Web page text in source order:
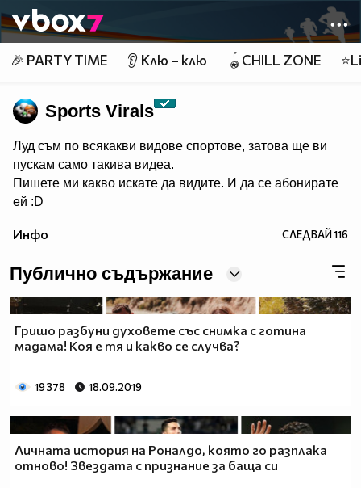
👾
🎉 PARTY TIME 👂 Клю – клю 🪀CHILL ZONE
Sports Virals
Луд съм по всякакви видове спортове, затова ще ви
пускам само такива видеа.
Пишете ми какво искате да видите. И да се абонирате
ей :D
Инфо СЛЕДВАЙ116
Публично съдържание
Гришо разбуни духовете със снимка с готина
мадама! Коя е тя и какво се случва?
19 378 18.09.2019
Личната история на Роналдо, която го разплака
отново! Звездата с признание за баща си